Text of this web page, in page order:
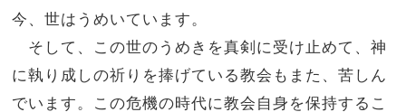
今、世はうめいています。
そして、この世のうめきを真剣に受け止めて、神
に執り成しの祈りを捧げている教会もまた、苦しん
でいます。この危機の時代に教会自身を保持するこ